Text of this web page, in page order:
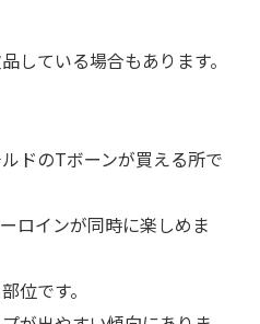
している場合もあります。
ドのTボーンが買える所で
ロインが同時に楽しめま
位です。